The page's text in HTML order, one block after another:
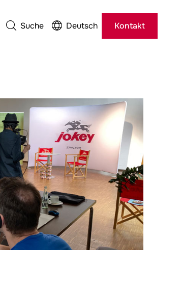
Suche Deutsch Kontakt